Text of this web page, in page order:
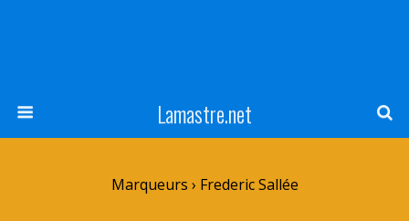
Lamastre.net
Marqueurs › Frederic Sallée